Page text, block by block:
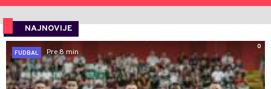
NAJNOVIJE
0
FUDBAL
Pre 8 min